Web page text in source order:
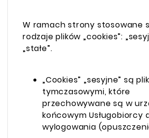
W ramach strony stosowane
rodzaje plików „cookies”:
„stałe”.
„Cookies” „sesyjne” są
tymczasowymi, które
przechowywane są w
końcowym Usługobiorcy
wylogowania